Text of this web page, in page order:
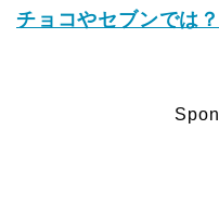
チョコやセブンでは？